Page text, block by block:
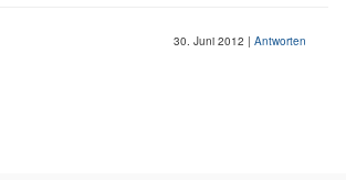
30. Juni 2012 | Antworten